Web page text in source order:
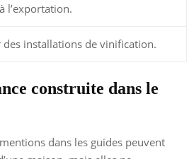
l’exportation.
des installations de vinification.
construite dans le
dans les guides peuvent